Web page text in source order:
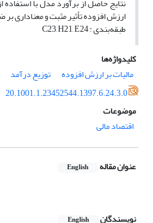
ارزش افزوده تأثیر مثبت و معناداری
طبقه‌بندی : C23, H21, E24
کلیدواژه‌ها
مالیات بر ارزش افزوده
توزیع درآمد
20.1001.1.23452544.1397.6.24.3.0
موضوعات
اقتصاد مالی
عنوان مقاله English
نویسندگان English